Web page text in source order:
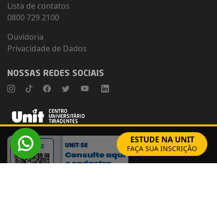
ESTUDE NA UNIT
FAÇA SUA INSCRIÇÃO
Lista de contatos
0800 729 2100
Ouvidoria
Privacidade de Dados
NOSSAS REDES SOCIAIS